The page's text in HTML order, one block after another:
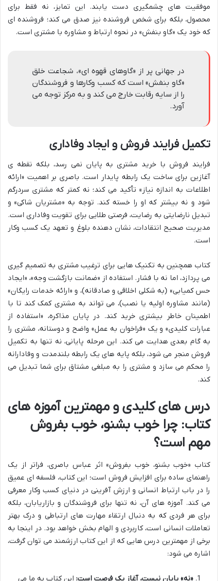
موفقیت های چشمگیری دست یابند. این تمایز، نه فقط برای
محصول، بلکه برای شخص فروشنده نیز صدق می کند؛ فروشنده ای
که خود یک «گاو بنفش» در نحوه ارتباط و مشاوره با مشتری است.
در جهانی پر از «گاوهای قهوه ای»، شجاعت خلق
«گاو بنفش» است که کسب وکارها و فروشندگان
را از سایه رقابت خارج می کند و به مرکز توجه می
آورد.
تکمیل فرایند فروش و ایجاد وفاداری
فرایند فروش با خرید مشتری به پایان نمی رسد، بلکه نقطه ی
آغازین برای ساخت یک رابطه پایدار است. باصری بر اهمیت «ارائه
اطلاعات به اندازه نیاز» تأکید می کند؛ نه کمتر که مشتری سردرگم
شود و نه بیشتر که او را خسته کند. توجه به «مشتریان شاکی» و
تبدیل نارضایتی به رضایت، فرصتی طلایی برای تقویت وفاداری است.
مدیریت صحیح انتقادات، نشان دهنده بلوغ و تعهد یک کسب وکار
است.
کتاب همچنین به تکنیک هایی برای ترغیب مشتری به تصمیم گیری
می پردازد، اما نه با فشار. استفاده از «ضمانت بازگشت وجه»، «ایجاد
حس کمیابی» (به شکلی اخلاقی و صادقانه)، و «ارائه خدمات رایگان»
(مانند مشاوره اولیه یا نصب)، می تواند به مشتری کمک کند تا با
اطمینان خاطر بیشتری خرید کند. در پایان مذاکره، «استفاده از
عبارات کلیدی» و یک «فراخوان به عمل» واضح و دوستانه، مشتری را
به گام بعدی هدایت می کند. این مرحله پایانی، نه تنها به تکمیل
فروش منجر می شود، بلکه پایه های یک رابطه بلندمدت و وفادارانه
را محکم می سازد و مشتری را به مبلغی مشتاق برای شما تبدیل می
کند.
درس های کلیدی و مهمترین آموزه های
کتاب: چرا خوب بشنو، خوب بفروش
مهم است؟
کتاب «خوب بشنو، خوب بفروش» اثر عباس باصری، فراتر از یک
راهنمای ساده برای افزایش فروش است؛ این کتاب، فلسفه ای عمیق
را در باب ارتباط انسانی و ارزش آفرینی در دنیای کسب وکار معرفی
می کند. آموزه های آن، نه تنها برای فروشندگان و بازاریابان، بلکه
برای هر فردی که به دنبال ارتقاء مهارت های ارتباطی و درک بهتر
تعاملات انسانی است، کاربردی و الهام بخش خواهد بود. در اینجا به
برخی از مهمترین درس هایی که از این کتاب ارزشمند می توان گرفت،
اشاره می شود:
«نه» پایان نیست، آغاز یک فرصت است: این کتاب به ما می